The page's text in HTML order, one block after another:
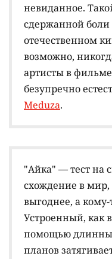
невиданное.
сдержанной боли
отечественном
возможно,
артисты в
безупречно
Meduza.
"Айка" — тест на
схождение в мир,
выгоднее, а
Устроенный, как
помощью
планов